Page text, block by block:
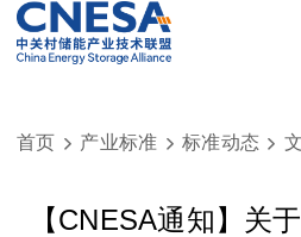
首页  产业标准  标准动态 
【CNESA通知】关